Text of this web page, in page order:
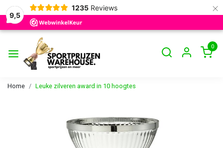
9,5
1235 Reviews ×
0
Home Leuke zilveren award in 10 hoogtes